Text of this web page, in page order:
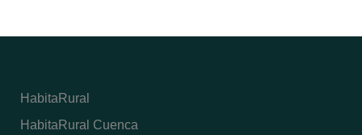
HabitaRural
HabitaRural Cuenca